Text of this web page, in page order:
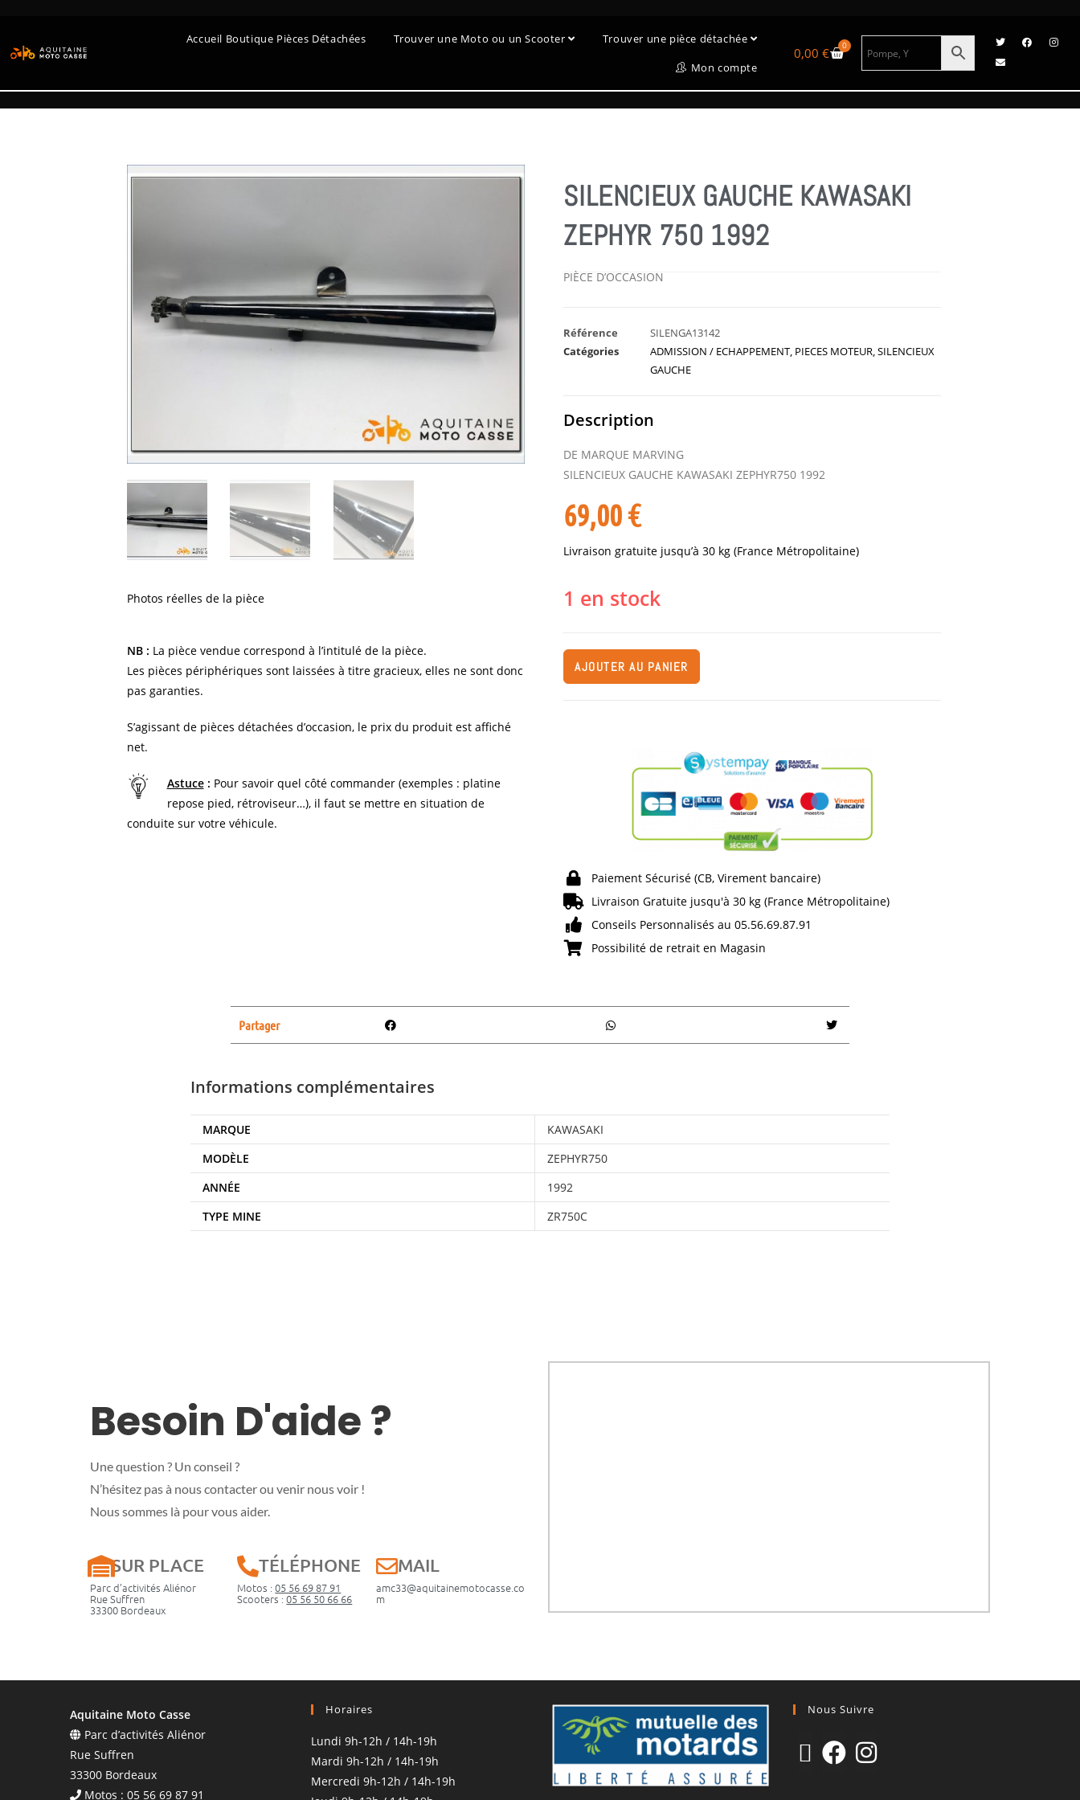
Accueil Boutique Pièces Détachées Trouver une Moto ou un Scooter
Trouver une pièce détachée
Mon compte
0,00 € 0
Photos réelles de la pièce
NB : La pièce vendue correspond à l’intitulé de la pièce.
Les pièces périphériques sont laissées à titre gracieux, elles ne sont donc
pas garanties.
S’agissant de pièces détachées d’occasion, le prix du produit est affiché
net.
Astuce: Pour savoir quel côté commander (exemples : platine
repose pied, rétroviseur…), il faut se mettre en situation de
conduite sur votre véhicule.
SILENCIEUX GAUCHE KAWASAKI
ZEPHYR 750 1992
PIÈCE D’OCCASION
Référence
SILENGA13142
Catégories
ADMISSION / ECHAPPEMENT, PIECES MOTEUR,SILENCIEUX
GAUCHE
Description
DE MARQUE MARVING
SILENCIEUX GAUCHE KAWASAKI ZEPHYR750 1992
69,00€
Livraison gratuite jusqu’à 30 kg (France Métropolitaine)
1 en stock
AJOUTER AU PANIER
Paiement Sécurisé (CB, Virement bancaire)
Livraison Gratuite jusqu'à 30 kg (France Métropolitaine)
Conseils Personnalisés au 05.56.69.87.91
Possibilité de retrait en Magasin
Partager
Informations complémentaires
MARQUE
KAWASAKI
MODÈLE
ZEPHYR750
ANNÉE
1992
TYPE MINE
ZR750C
Besoin D'aide ?
Une question ? Un conseil ?
N’hésitez pas à nous contacter ou venir nous voir !
Nous sommes là pour vous aider.
SUR PLACE
Parc d’activités Aliénor
Rue Suffren
33300 Bordeaux
TÉLÉPHONE
Motos :05 56 69 87 91
Scooters :05 56 50 66 66
MAIL
amc33@aquitainemotocasse.co
m
Aquitaine Moto Casse
Parc d’activités Aliénor
Rue Suffren
33300 Bordeaux
Motos : 05 56 69 87 91
Horaires
Lundi 9h-12h / 14h-19h
Mardi 9h-12h / 14h-19h
Mercredi 9h-12h / 14h-19h
Nous Suivre